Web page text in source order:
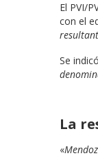
El PVI/
con el
Se
La
«